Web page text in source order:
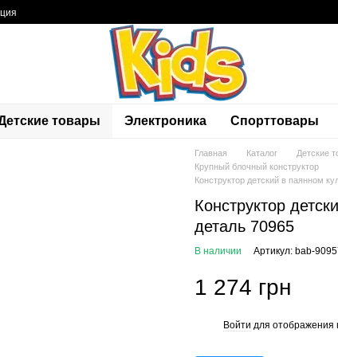
товары Электроника Спорттовары
Главная Каталог Детские
Крупный блочный конструктор
Конструктор детский в паянном
Конструктор
деталь 70965
В наличии Артикул: bab-
1 274 грн
Войти для отображения